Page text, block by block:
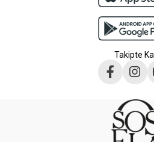
Takipte Kal